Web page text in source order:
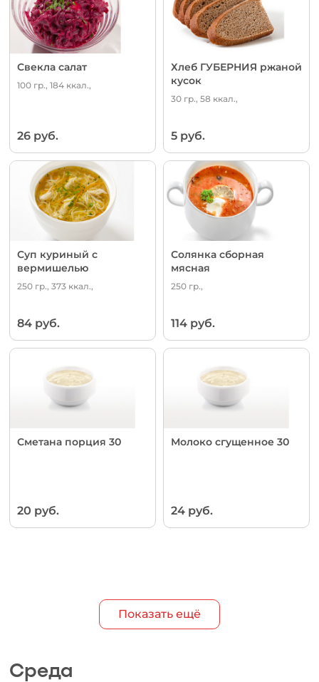
Свекла салат
100 гр., 184 ккал.,
26 руб.
Хлеб ГУБЕРНИЯ ржаной
кусок
30 гр., 58 ккал.,
5 руб.
Суп куриный с
вермишелью
250 гр., 373 ккал.,
84 руб.
Солянка сборная
мясная
250 гр.,
114 руб.
Сметана порция 30
20 руб.
Молоко сгущенное 30
24 руб.
Показать ещё
Среда